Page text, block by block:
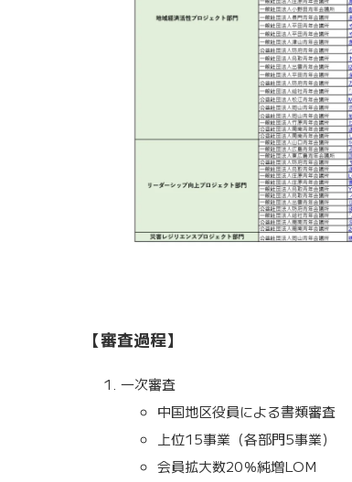
【審査過程】
一次審査
中国地区役員による書類審査
上位15事業（各部門5事業）
会員拡大数20％純増LOM